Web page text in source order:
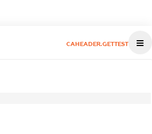
CAHEADER.GETTEST